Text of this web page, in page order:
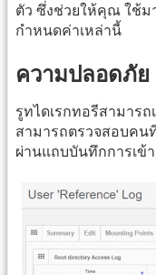
ตัว ซึ่งช่วยให้คุณ ใช้ม
กำหนดค่าเหล่านี้
ความปลอดภัย
รูทไดเรกทอรีสามาร
สามารถตรวจสอบคน
ผ่านแถบบันทึกการเข้า